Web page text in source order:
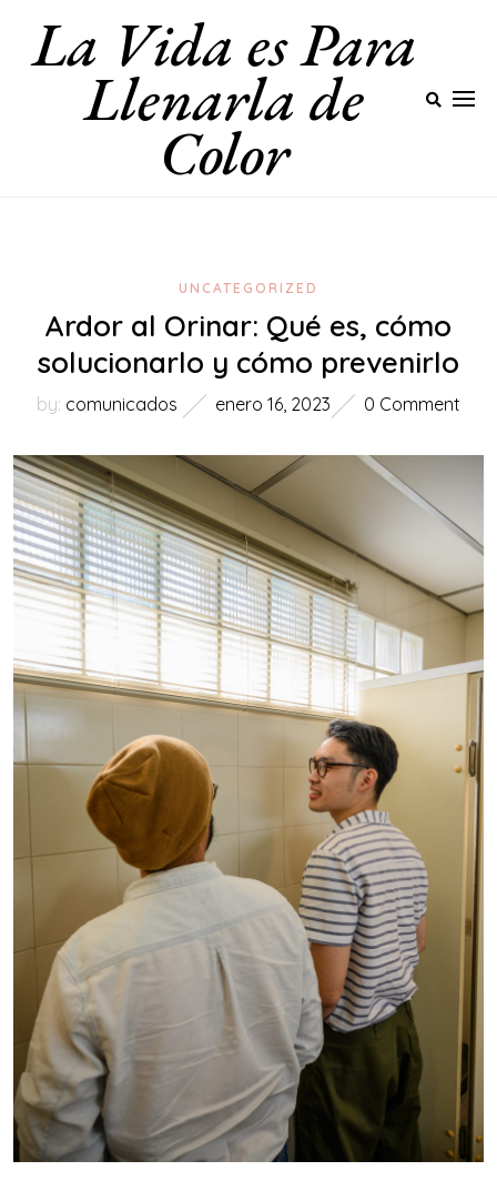
La Vida es Para
Llenarla de
Color
UNCATEGORIZED
Ardor al Orinar: Qué es, cómo
solucionarlo y cómo prevenirlo
by: comunicados enero 16, 2023 0 Comment